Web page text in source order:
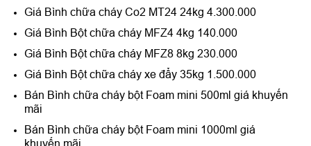
Giá Bình chữa cháy Co2 MT24 24kg 4.300.000
Giá Bình Bột chữa cháy MFZ4 4kg 140.000
Giá Bình Bột chữa cháy MFZ8 8kg 230.000
Giá Bình Bột chữa cháy xe đẩy 35kg 1.500.000
Bán Bình chữa cháy bột Foam mini 500ml giá khuyến
mãi
Bán Bình chữa cháy bột Foam mini 1000ml giá